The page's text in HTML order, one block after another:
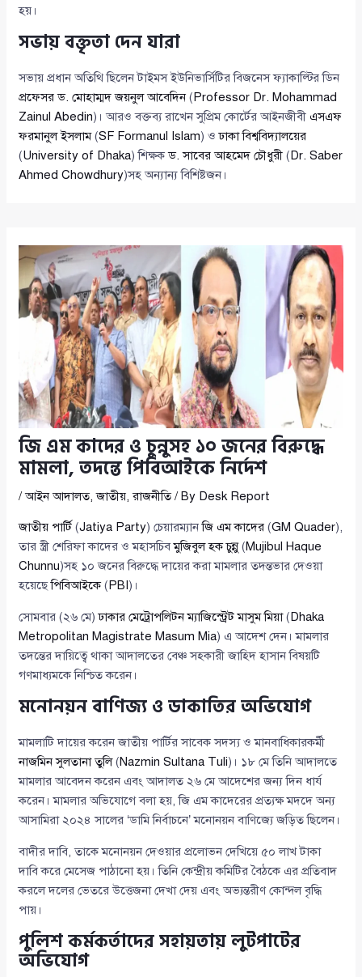
হয়।
সভায় বক্তৃতা দেন যারা
সভায় প্রধান অতিথি ছিলেন টাইমস ইউনিভার্সিটির বিজনেস ফ্যাকাল্টির ডিন
প্রফেসর ড. মোহাম্মদ জয়নুল আবেদিন( Professor Dr. Mohammad
Zainul Abedin)। আরও বক্তব্য রাখেন সুপ্রিম কোর্টের আইনজীবীএসএফ
ফরমানুল ইসলাম(SF Formanul Islam) ওঢাকা বিশ্ববিদ্যালয়ের
(University of Dhaka) শিক্ষকড. সাবের আহমেদ চৌধুরী ( Dr. Saber
Ahmed Chowdhury)সহ অন্যান্য বিশিষ্টজন।
জি এম কাদের ও চুন্নুসহ ১০ জনের বিরুদ্ধে
মামলা, তদন্তে পিবিআইকে নির্দেশ
/আইন আদালত,জাতীয়,রাজনীতি/ By Desk Report
জাতীয় পার্টি (Jatiya Party) চেয়ারম্যানজি এম কাদের (GM Quader),
তার স্ত্রী শেরিফা কাদের ও মহাসচিবমুজিবুল হক চুন্নু(Mujibul Haque
Chunnu)সহ ১০ জনের বিরুদ্ধে দায়ের করা মামলার তদন্তভার দেওয়া
হয়েছেপিবিআইকে( PBI )।
সোমবার (২৬ মে)ঢাকার মেট্রোপলিটন ম্যাজিস্ট্রেট মাসুম মিয়া( Dhaka
Metropolitan Magistrate Masum Mia) এ আদেশ দেন। মামলার
তদন্তের দায়িত্বে থাকা আদালতের বেঞ্চ সহকারী জাহিদ হাসান বিষয়টি
গণমাধ্যমকে নিশ্চিত করেন।
মনোনয়ন বাণিজ্য ও ডাকাতির অভিযোগ
মামলাটি দায়ের করেন জাতীয় পার্টির সাবেক সদস্য ও মানবাধিকারকর্মী
নাজমিন সুলতানা তুলি(Nazmin Sultana Tuli)। ১৮ মে তিনি আদালতে
মামলার আবেদন করেন এবং আদালত ২৬ মে আদেশের জন্য দিন ধার্য
করেন। মামলার অভিযোগে বলা হয়, জি এম কাদেরের প্রত্যক্ষ মদদে অন্য
আসামিরা ২০২৪ সালের ‘ডামি নির্বাচনে’ মনোনয়ন বাণিজ্যে জড়িত ছিলেন।
বাদীর দাবি, তাকে মনোনয়ন দেওয়ার প্রলোভন দেখিয়ে ৫০ লাখ টাকা
দাবি করে মেসেজ পাঠানো হয়। তিনি কেন্দ্রীয় কমিটির বৈঠকে এর প্রতিবাদ
করলে দলের ভেতরে উত্তেজনা দেখা দেয় এবং অভ্যন্তরীণ কোন্দল বৃদ্ধি
পায়।
পুলিশ কর্মকর্তাদের সহায়তায় লুটপাটের
অভিযোগ